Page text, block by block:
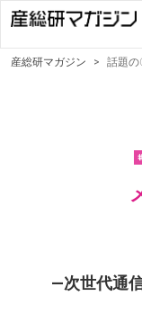
産総研マガジン > 話題の
―次世代通